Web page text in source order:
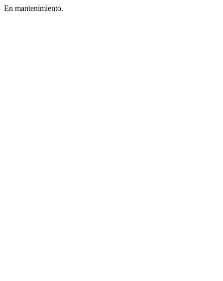
En mantenimiento.